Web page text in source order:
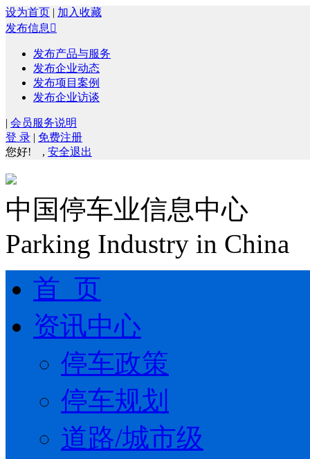
设为首页 | 加入收藏
发布信息 
发布产品与服务
发布企业动态
发布项目案例
发布企业访谈
| 会员服务说明
登 录 | 免费注册
您好!
, 安全退出
中国停车业信息中心
Parking Industry in China
首 页
资讯中心
停车政策
停车规划
道路/城市级